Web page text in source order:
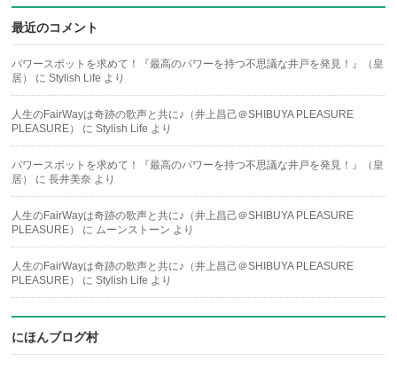
最近のコメント
パワースポットを求めて！『最高のパワーを持つ不思議な井戸を発見！』（皇
居）
にStylish Life より
人生のFairWayは奇跡の歌声と共に♪（井上昌己＠SHIBUYA PLEASURE
PLEASURE）
にStylish Life より
パワースポットを求めて！『最高のパワーを持つ不思議な井戸を発見！』（皇
居）
に長井美奈 より
人生のFairWayは奇跡の歌声と共に♪（井上昌己＠SHIBUYA PLEASURE
PLEASURE）
に ムーンストーン より
人生のFairWayは奇跡の歌声と共に♪（井上昌己＠SHIBUYA PLEASURE
PLEASURE）
にStylish Life より
にほんブログ村